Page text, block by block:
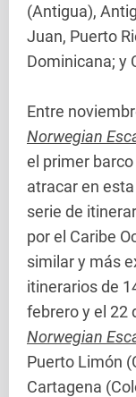
(Antigua),
Juan, Puerto
Dominicana; y
Entre
Norwegian
el primer
atracar en
serie de
por el Caribe
similar y más
itinerarios de
febrero y el 22
Norwegian
Puerto Limón
Cartagena